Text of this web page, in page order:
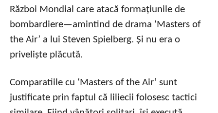
Război Mondial care atacă formațiunile de
bombardiere—amintind de drama ‘Masters of
the Air’ a lui Steven Spielberg. Și nu era o
priveliște plăcută.
Comparatiile cu ‘Masters of the Air’ sunt
justificate prin faptul că liliecii folosesc tactici